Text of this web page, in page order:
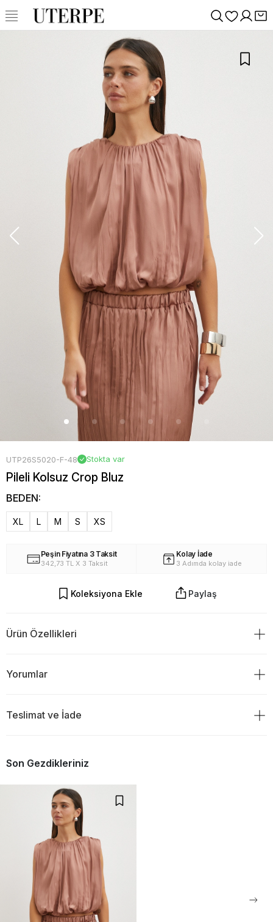
UTP26S5020-F-48 Stokta var
Pileli Kolsuz Crop Bluz
BEDEN:
XL L M S XS
Peşin Fiyatına 3 Taksit
342,73 TL X 3 Taksit
Kolay İade
3 Adımda kolay iade
Koleksiyona Ekle Paylaş
Ürün Özellikleri
Yorumlar
Ürün Değerlendirmeleri
Teslimat ve İade
Ürünü sipariş verdiğiniz gün saat 18:00 ve öncesi ise siparişiniz
Eğer kargoyu saat 18:00`den sonra verdiyseniz ürününüzün
stoklarda olması durumunda ertesi gün kargolama yapılmaktadır.
Son Gezdikleriniz